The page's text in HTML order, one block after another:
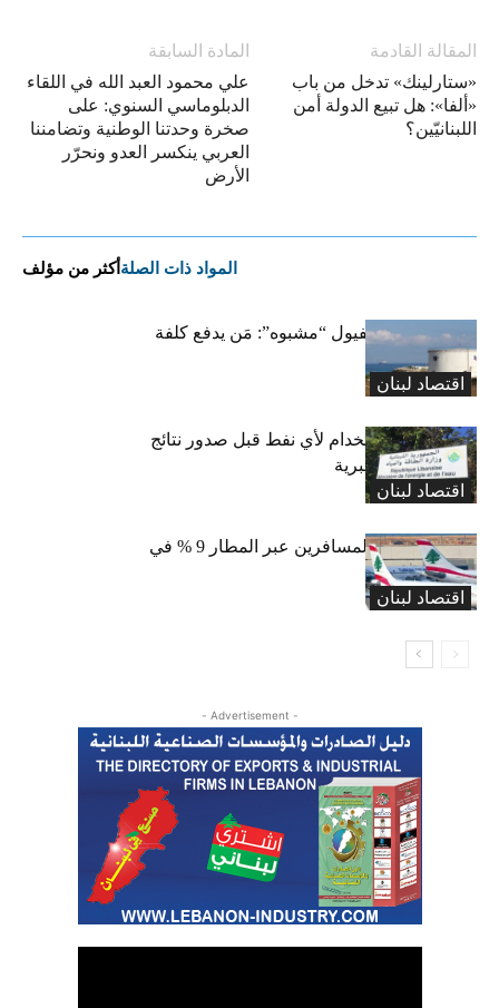
المادة السابقة
علي محمود العبد الله في اللقاء
الدبلوماسي السنوي: على
صخرة وحدتنا الوطنية وتضامننا
العربي ينكسر العدو ونحرّر
الأرض
المقالة القادمة
«ستارلينك» تدخل من باب
«ألفا»: هل تبيع الدولة أمن
اللبنانيّين؟
المواد ذات الصلة أكثر من مؤلف
اقتصاد لبنان
خزّانات فارغة لفيول “مشبوه”: مَن يدفع كلفة
الترحيل؟
اقتصاد لبنان
“الطاقة”: لا إستخدام لأي نفط قبل صدور نتائج
الفحوصات المخبرية
اقتصاد لبنان
إنخفاض حركة المسافرين عبر المطار 9 % في
تموز
- Advertisement -